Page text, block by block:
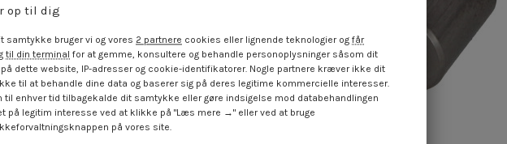
op til dig
samtykke bruger vi og vores 2 partnere cookies eller lignende teknologier og får
til din terminal for at gemme, konsultere og behandle personoplysninger såsom dit
dette website, IP-adresser og cookie-identifikatorer. Nogle partnere kræver ikke dit
til at behandle dine data og baserer sig på deres legitime kommercielle interesser.
til enhver tid tilbagekalde dit samtykke eller gøre indsigelse mod databehandlingen
på legitim interesse ved at klikke på "Læs mere →" eller ved at bruge
på vores site.